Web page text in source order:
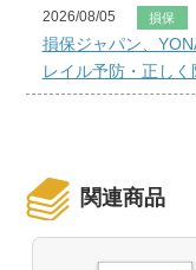
2026/08/05 損保
損保ジャパン、
レイル予防・正し
関連商品